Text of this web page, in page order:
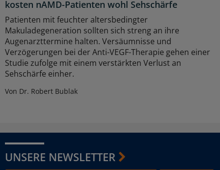
kosten nAMD-Patienten wohl Sehschärfe
Patienten mit feuchter altersbedingter
Makuladegeneration sollten sich streng an ihre
Augenarzttermine halten. Versäumnisse und
Verzögerungen bei der Anti-VEGF-Therapie gehen einer
Studie zufolge mit einem verstärkten Verlust an
Sehschärfe einher.
Von Dr. Robert Bublak
UNSERE NEWSLETTER